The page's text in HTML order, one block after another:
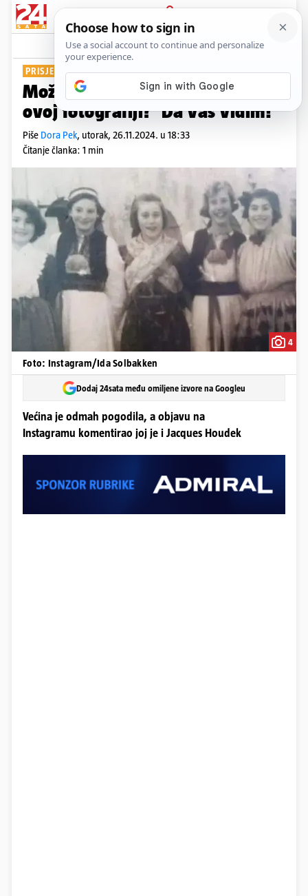
PRIJAVA
Show Komentari
PRISJETILA SE DJETINJSTVA
Možete li prepoznati Terezu na
ovoj fotografiji? 'Da vas vidim!'
Piše Dora Pek, utorak, 26.11.2024. u 18:33
Čitanje članka: 1 min
4
Foto: Instagram/Ida Solbakken
Dodaj 24sata među omiljene izvore na Googleu
Većina je odmah pogodila, a objavu na
Instagramu komentirao joj je i Jacques Houdek